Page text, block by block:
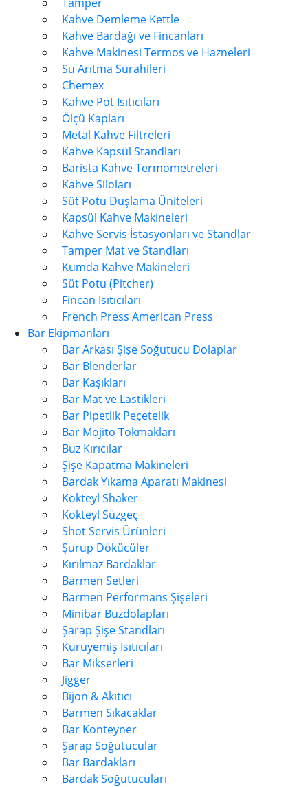
Kahve Demleme Kettle
Kahve Bardağı ve Fincanları
Kahve Makinesi Termos ve Hazneleri
Su Arıtma Sürahileri
Chemex
Kahve Pot Isıtıcıları
Ölçü Kapları
Metal Kahve Filtreleri
Kahve Kapsül Standları
Barista Kahve Termometreleri
Kahve Siloları
Süt Potu Duşlama Üniteleri
Kapsül Kahve Makineleri
Kahve Servis İstasyonları ve Standlar
Tamper Mat ve Standları
Kumda Kahve Makineleri
Süt Potu (Pitcher)
Fincan Isıtıcıları
French Press American Press
Bar Ekipmanları
Bar Arkası Şişe Soğutucu Dolaplar
Bar Blenderlar
Bar Kaşıkları
Bar Mat ve Lastikleri
Bar Pipetlik Peçetelik
Bar Mojito Tokmakları
Buz Kırıcılar
Şişe Kapatma Makineleri
Bardak Yıkama Aparatı Makinesi
Kokteyl Shaker
Kokteyl Süzgeç
Shot Servis Ürünleri
Şurup Dökücüler
Kırılmaz Bardaklar
Barmen Setleri
Barmen Performans Şişeleri
Minibar Buzdolapları
Şarap Şişe Standları
Kuruyemiş Isıtıcıları
Bar Mikserleri
Jigger
Bijon & Akıtıcı
Barmen Sıkacaklar
Bar Konteyner
Şarap Soğutucular
Bar Bardakları
Bardak Soğutucuları